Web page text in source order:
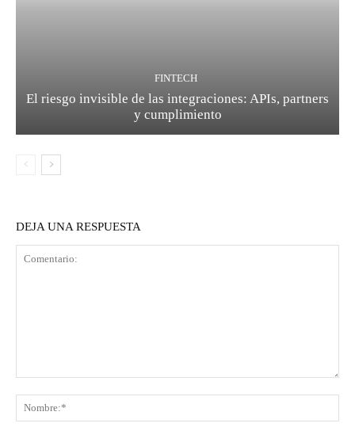
FINTECH
El riesgo invisible de las integraciones: APIs, partners
y cumplimiento
DEJA UNA RESPUESTA